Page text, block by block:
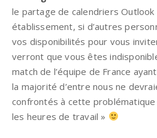
le partage de calendriers
établissement, si d’autres
vos disponibilités pour vous
verront que vous êtes
match de l’équipe de France
la majorité d’entre nous ne
confrontés à cette
les heures de travail »